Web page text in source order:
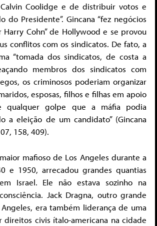
Coolidge e de distribuir votos e
do Presidente”. Gincana “fez negócios
Cohn” de Hollywood e se provou
conflitos com os sindicatos. De fato, a
“tomada dos sindicatos, de costa a
membros dos sindicatos com
os criminosos poderiam organizar
esposas, filhos e filhas em apoio
qualquer golpe que a máfia podia
a eleição de um candidato” (Gincana
158, 409).
mafioso de Los Angeles durante a
e 1950, arrecadou grandes quantias
Israel. Ele não estava sozinho na
Jack Dragna, outro grande
era também liderança de uma
direitos civis ítalo-americana na cidade